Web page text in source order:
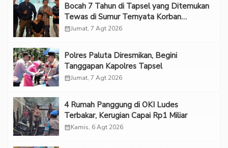
Bocah 7 Tahun di Tapsel yang Ditemukan
Tewas di Sumur Ternyata Korban
Kekerasan Seksual
calendar_monthJumat, 7 Agt 2026
Polres Paluta Diresmikan, Begini
Tanggapan Kapolres Tapsel
calendar_monthJumat, 7 Agt 2026
‎4 Rumah Panggung di OKI Ludes
Terbakar, Kerugian Capai Rp1 Miliar
calendar_monthKamis, 6 Agt 2026